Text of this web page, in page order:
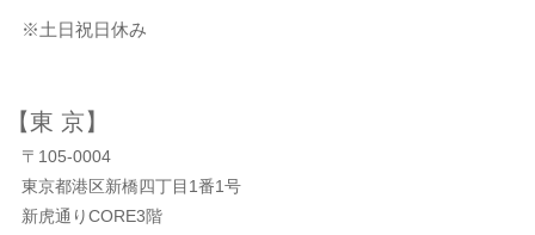
※土日祝日休み
【東 京】
〒105-0004
東京都港区新橋四丁目1番1号
新虎通りCORE3階